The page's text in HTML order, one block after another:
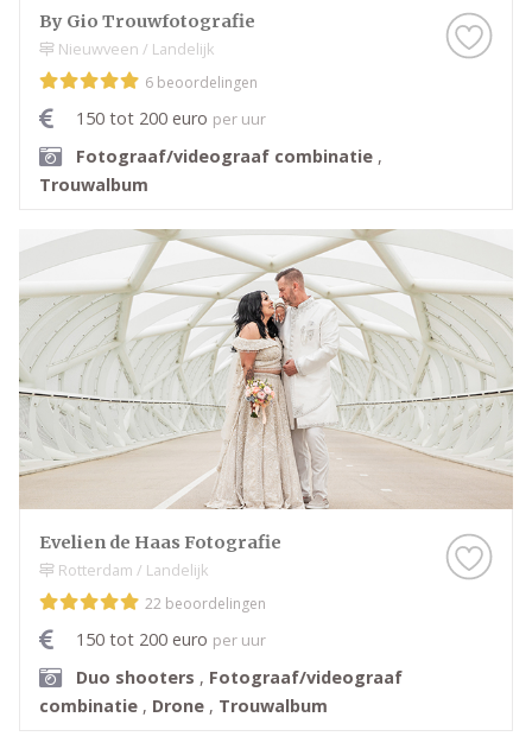
By Gio Trouwfotografie
Nieuwveen / Landelijk
6 beoordelingen
150 tot 200 euro per uur
Fotograaf/videograaf combinatie ,
Trouwalbum
Evelien de Haas Fotografie
Rotterdam / Landelijk
22 beoordelingen
150 tot 200 euro per uur
Duo shooters , Fotograaf/videograaf
combinatie , Drone , Trouwalbum